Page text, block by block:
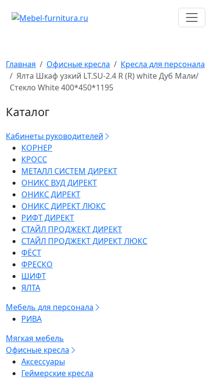
Главная Офисные кресла
Кресла для персонала
Ялта Шкаф узкий LT.SU-2.4 R (R) white Дуб Мали/
Стекло White 400*450*1195
Каталог
Кабинеты руководителей
КОРНЕР
КРОСС
МЕТАЛЛ СИСТЕМ ДИРЕКТ
ОНИКС ВУД ДИРЕКТ
ОНИКС ДИРЕКТ
ОНИКС ДИРЕКТ ЛЮКС
РИФТ ДИРЕКТ
СТАЙЛ ПРОДЖЕКТ ДИРЕКТ
СТАЙЛ ПРОДЖЕКТ ДИРЕКТ ЛЮКС
ФЁСТ
ФРЕСКО
ШИФТ
ЯЛТА
Мебель для персонала
РИВА
Мягкая мебель
Офисные кресла
Аксессуары
Геймерские кресла